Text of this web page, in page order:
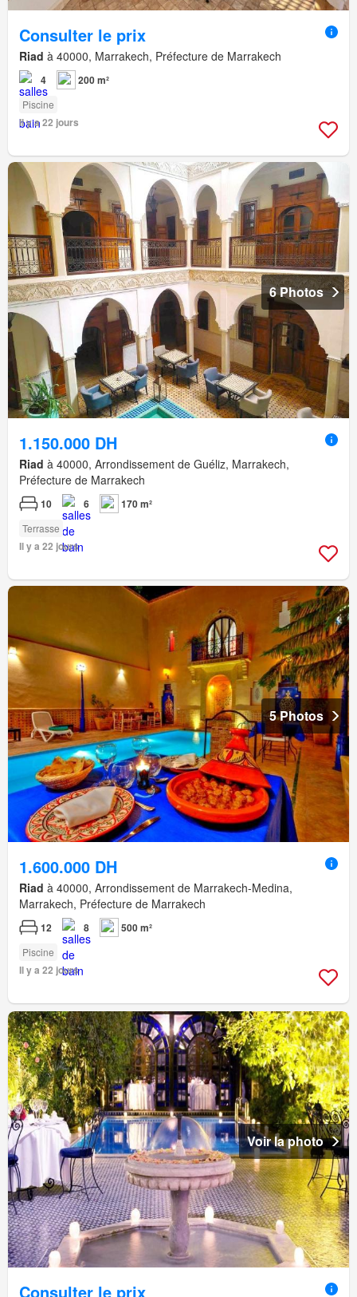
Consulter le prix
Riad à 40000, Marrakech, Préfecture de Marrakech
4 200 m²
Piscine
Il y a 22 jours
6 Photos
1.150.000 DH
Riad à 40000, Arrondissement de Guéliz, Marrakech,
Préfecture de Marrakech
10 6 170 m²
Terrasse
Il y a 22 jours
5 Photos
1.600.000 DH
Riad à 40000, Arrondissement de Marrakech-Medina,
Marrakech, Préfecture de Marrakech
12 8 500 m²
Piscine
Il y a 22 jours
Voir la photo
Consulter le prix